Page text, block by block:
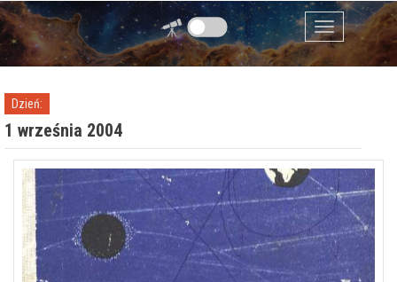
Przejdź do zawartości
Menu
Dzień:
1 września 2004